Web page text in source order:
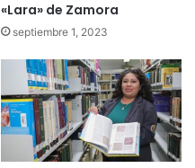
«Lara» de Zamora
septiembre 1, 2023